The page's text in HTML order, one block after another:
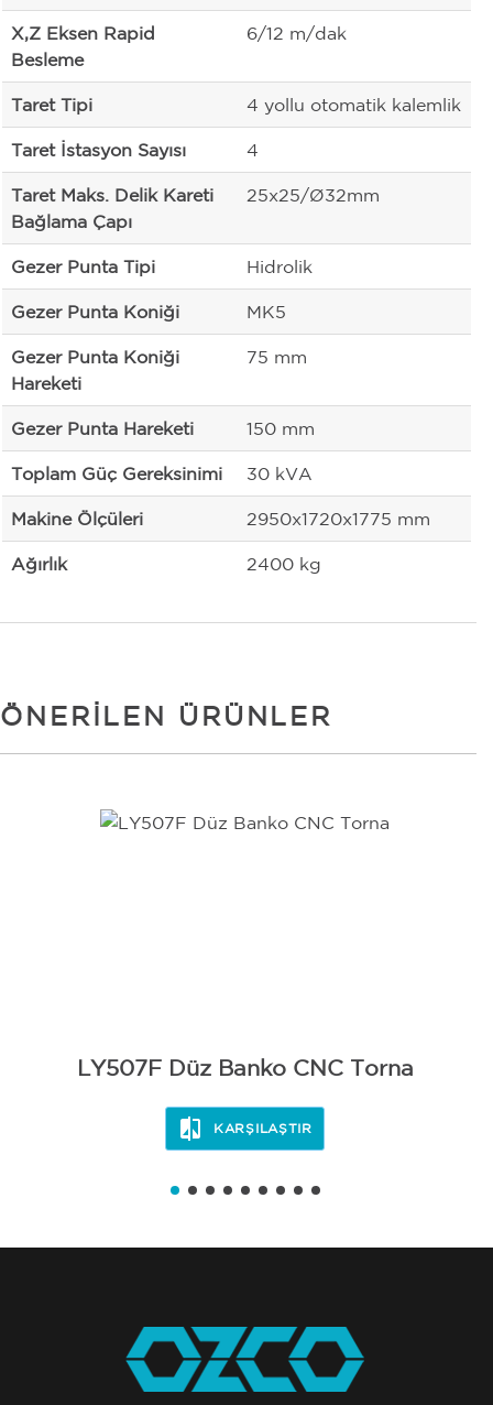
X,Z Eksen Rapid
Besleme
6/12 m/dak
Taret Tipi 4 yollu otomatik kalemlik
Taret İstasyon Sayısı 4
Taret Maks. Delik Kareti
Bağlama Çapı
25x25/Ø32mm
Gezer Punta Tipi Hidrolik
Gezer Punta Koniği MK5
Gezer Punta Koniği
Hareketi
75 mm
Gezer Punta Hareketi 150 mm
Toplam Güç Gereksinimi 30 kVA
Makine Ölçüleri 2950x1720x1775 mm
Ağırlık 2400 kg
ÖNERILEN ÜRÜNLER
LY507F Düz Banko CNC Torna
KARŞILAŞTIR